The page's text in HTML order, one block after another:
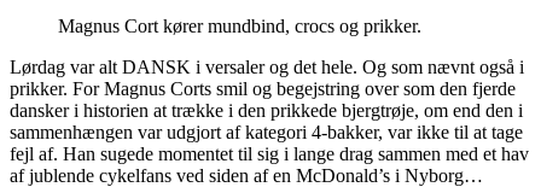
Magnus Cort kører mundbind, crocs og prikker.
Lørdag var alt DANSK i versaler og det hele. Og som nævnt også i
prikker. For Magnus Corts smil og begejstring over som den fjerde
dansker i historien at trække i den prikkede bjergtrøje, om end den i
sammenhængen var udgjort af kategori 4-bakker, var ikke til at tage
fejl af. Han sugede momentet til sig i lange drag sammen med et hav
af jublende cykelfans ved siden af en McDonald’s i Nyborg…